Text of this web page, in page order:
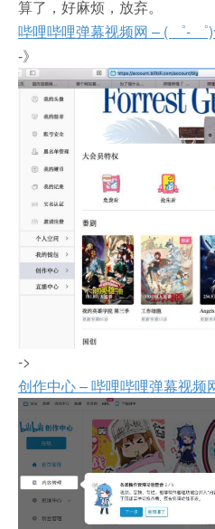
算了，好麻烦，放弃。
哔哩哔哩弹幕视频网 – ( ゜-
-》
->
创作中心 – 哔哩哔哩弹幕视频